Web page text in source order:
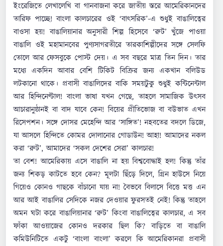
ইংরেজিতে লেখালেখি বা গানবাজনা করে জাতীয় স্তরে আমেরিকানদের
তারিফ পাচ্ছে! বাংলা কালচারের ওই ‘বাৎসরিক’-এ শুধুই বাঙালিত্বের
বাওসা হয়! বাঙালিয়ানার অনুসারী শিল্প হিসেবে ‘রুট’ খুঁজে পাওয়া
বাঙালি ওই মহামানবের পুণ্যসাগরতীরে তারকাশিল্পীদের সঙ্গে সেলফি
তোলে আর ফেসবুকে পোস্ট দেয়। এ সব বছরে মাত্র তিন দিন। তার
মধ্যে একদিন আবার বেশি টিকিট বিক্রির জন্য একখান বলিউড
লটকানো থাকে। প্রবাসী বাঙালিদের বাকি সময়টুকু শুধুই কন্টিনেন্টাল
আর হিন্দিনেণ্টাল! বাংলা ভাষা যখন গেছে, তাহলে সামাজিক উৎসব
আচারানুষ্ঠানই বা বাদ যাবে কেন! বিয়ের প্রীতিভোজ বা বউভাত এখন
রিসেপশন। সঙ্গে দোসর মেহেন্দি আর ‘সাঙ্গিত’! নহবতের বদলে ডিজে,
যা আসলে হিন্দিতে কোমর দোলানোর গোডাউন! আহা! আমাদের নকল
করা ‘রুট’, আমাদের ‘সকল দেশের সেরা’ কালচার!
তা বেশ! আমেরিকায় এসে বাঙালি না হয় বিশ্ববোদ্ধাই হল! কিন্তু তাঁর
জন্য শিকড় কাটতে হবে কেন? মূলটা ছিঁড়ে দিলে, গ্রিন হাউসে নিয়ে
গিয়েও কোনও গাছকে বাঁচানো যায় না! বৈভবে বিলাসে বিত্তে মত্ত এন
আর আই বাঙালির সেদিকে নজর দেওয়ার ফুরসতই নেই! কিন্তু তাহলে
অমন ঘটা করে বাঙালিয়ানার ‘রুট’ কিংবা বাঙালিত্বের কালচার, এ সব
ফাঁকা আওয়াজের কোনও দরকার ছিল কি? বাড়িতে বা বাঙালি
কমিউনিটিতে একটু ‘বাংলা বাংলা’ করলে কি আমেরিকানরা প্রবাসী